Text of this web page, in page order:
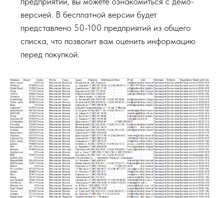
версией. В бесплатной версии будет
представлено 50-100 предприятий из общего
списка, что позволит вам оценить информацию
перед покупкой.